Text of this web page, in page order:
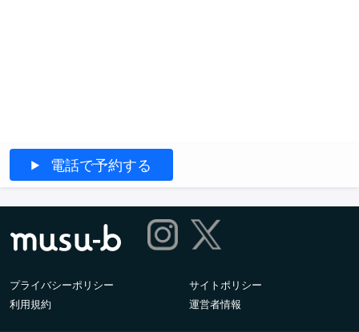
電話で予約する
プライバシーポリシー
サイトポリシー
利用規約
運営者情報